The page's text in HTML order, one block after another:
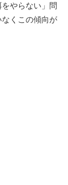
やらない」問
くこの傾向が